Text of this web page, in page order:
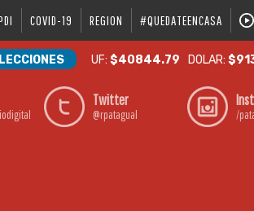
COVID-19 REGION #QUEDATEENCASA
UF:$40844.79 DOLAR:
Twitter
@rpatagual /